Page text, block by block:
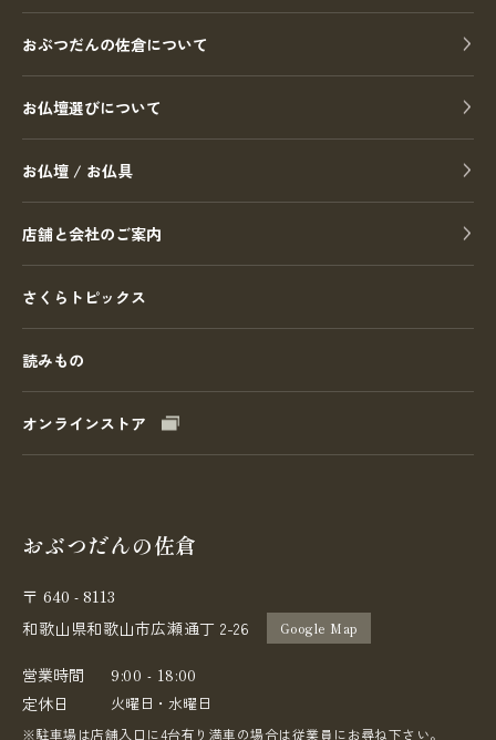
おぶつだんの佐倉について
お仏壇選びについて
お仏壇 / お仏具
店舗と会社のご案内
さくらトピックス
読みもの
オンラインストア
おぶつだんの佐倉
〒 640 - 8113
和歌山県和歌山市広瀬通丁 2-26 Google Map
営業時間
9:00 - 18:00
定休日
火曜日・水曜日
※駐車場は店舗入口に4台有り満車の場合は従業員にお尋ね下さい。